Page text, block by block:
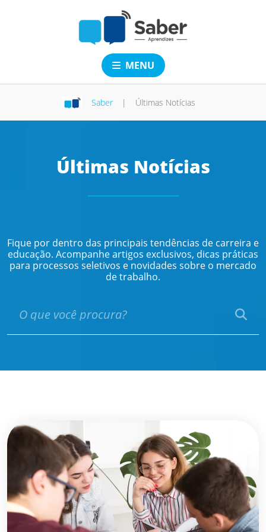
MENU
Saber | Últimas Notícias
Últimas Notícias
Fique por dentro das principais tendências de carreira e
educação. Acompanhe artigos exclusivos, dicas práticas
para processos seletivos e novidades sobre o mercado
de trabalho.